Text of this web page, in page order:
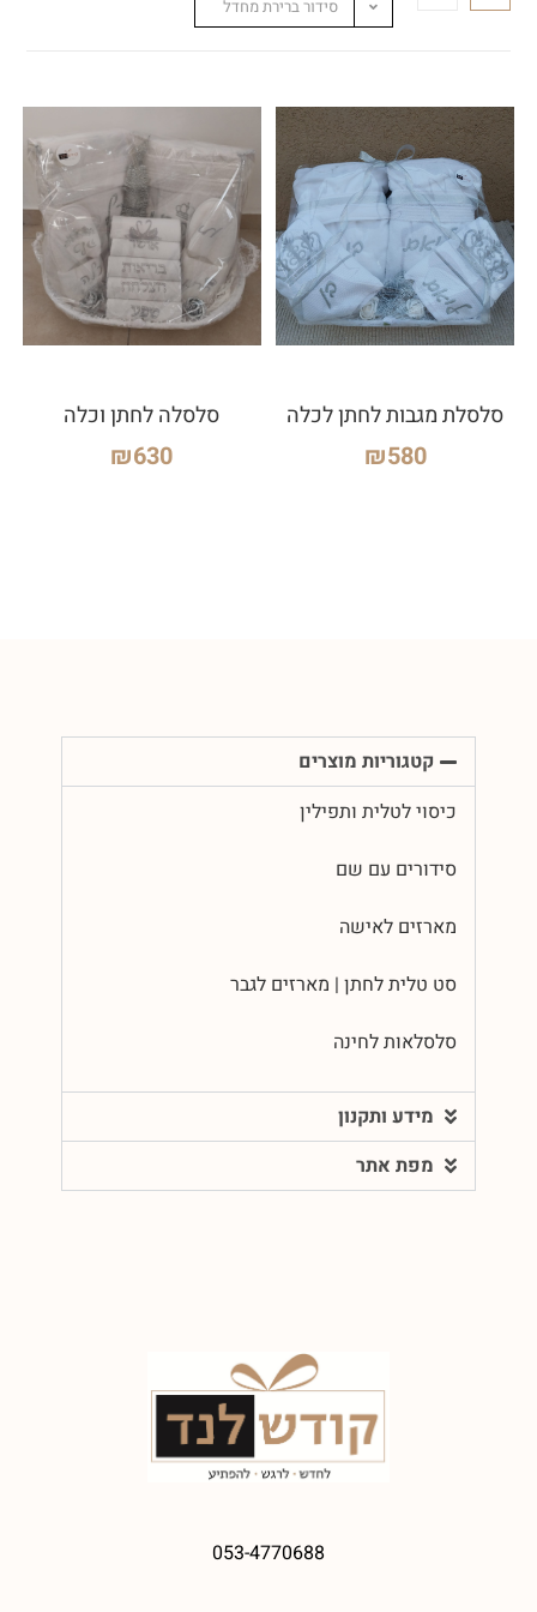
סידור ברירת מחדל
סלסלת מגבות לחתן לכלה
₪580
סלסלה לחתן וכלה
₪630
קטגוריות מוצרים
כיסוי לטלית ותפילין
סידורים עם שם
מארזים לאישה
סט טלית לחתן | מארזים לגבר
סלסלאות לחינה
מידע ותקנון
מפת אתר
053-4770688